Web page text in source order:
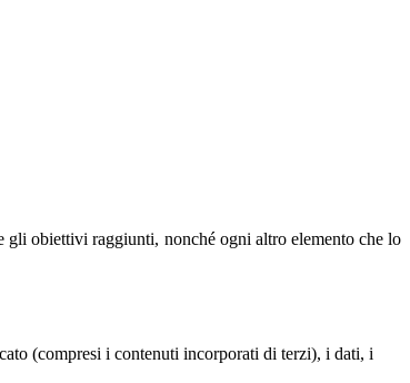
obiettivi raggiunti, nonché ogni altro elemento che lo
(compresi i contenuti incorporati di terzi), i dati, i